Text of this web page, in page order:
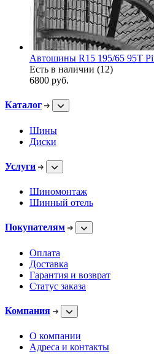
Автошины R15 195/65 95T
Есть в наличии (12)
6800 руб.
Каталог
Шины
Диски
Услуги
Шиномонтаж
Шинный отель
Покупателям
Оплата
Доставка
Гарантия и возврат
Статус заказа
Компания
О компании
Адреса и контакты